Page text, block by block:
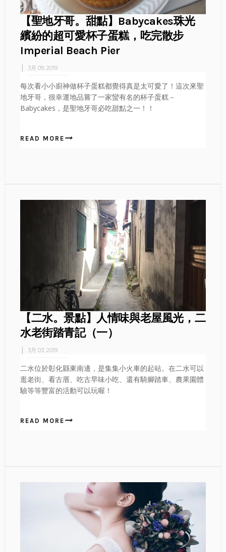
【聖地牙哥。甜點】Babycakes珠光
繽紛的超可愛杯子蛋糕，吃完散步
Imperial Beach Pier
3月 09, 2019
每次看小小廚神做杯子蛋糕都覺得真是太可愛了！這次來聖
地牙哥，很幸運地品嘗了一家蠻有名的杯子蛋糕－
Babycakes，是聖地牙哥必吃甜點之一！！
READ MORE
【二水。景點】人情味與老屋風光，二
水老街踏青記（一）
3月 03, 2019
二水位於彰化縣東南邊，是集集小火車的起站。在二水可以
逛老街、看古厝、吃古早味小吃、還有騎腳踏車、農果園體
驗等等豐富的活動可以玩喔！
READ MORE